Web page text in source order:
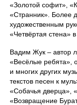
«Золотой софит»,
«Странник». Более
художественным
«Четвёртая стена»
Вадим Жук – автор
«Весёлые ребята»,
и многих других
текстов песен к
«Собачья дверца»,
«Возвращение